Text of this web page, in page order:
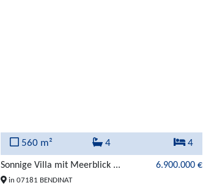
560 m² 4 4
Sonnige Villa mit Meerblick ... 6.900.000 €
in 07181 BENDINAT